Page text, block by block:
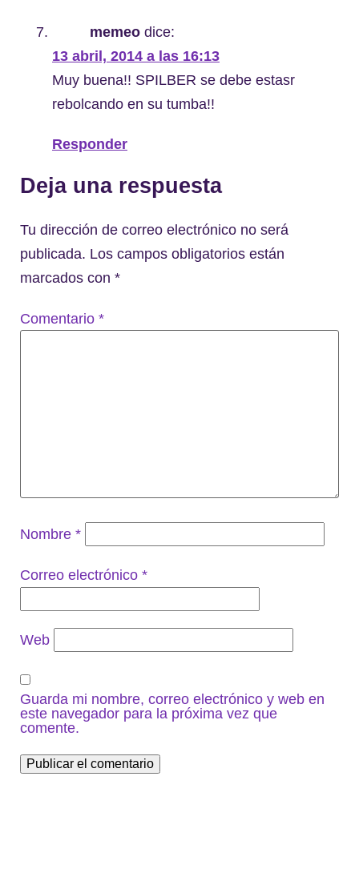
memeo dice:
13 abril, 2014 a las 16:13
Muy buena!! SPILBER se debe estasr
rebolcando en su tumba!!
Responder
Deja una respuesta
Tu dirección de correo electrónico no será
publicada. Los campos obligatorios están
marcados con *
Comentario *
Nombre *
Correo electrónico *
Web
Guarda mi nombre, correo electrónico y web en
este navegador para la próxima vez que
comente.